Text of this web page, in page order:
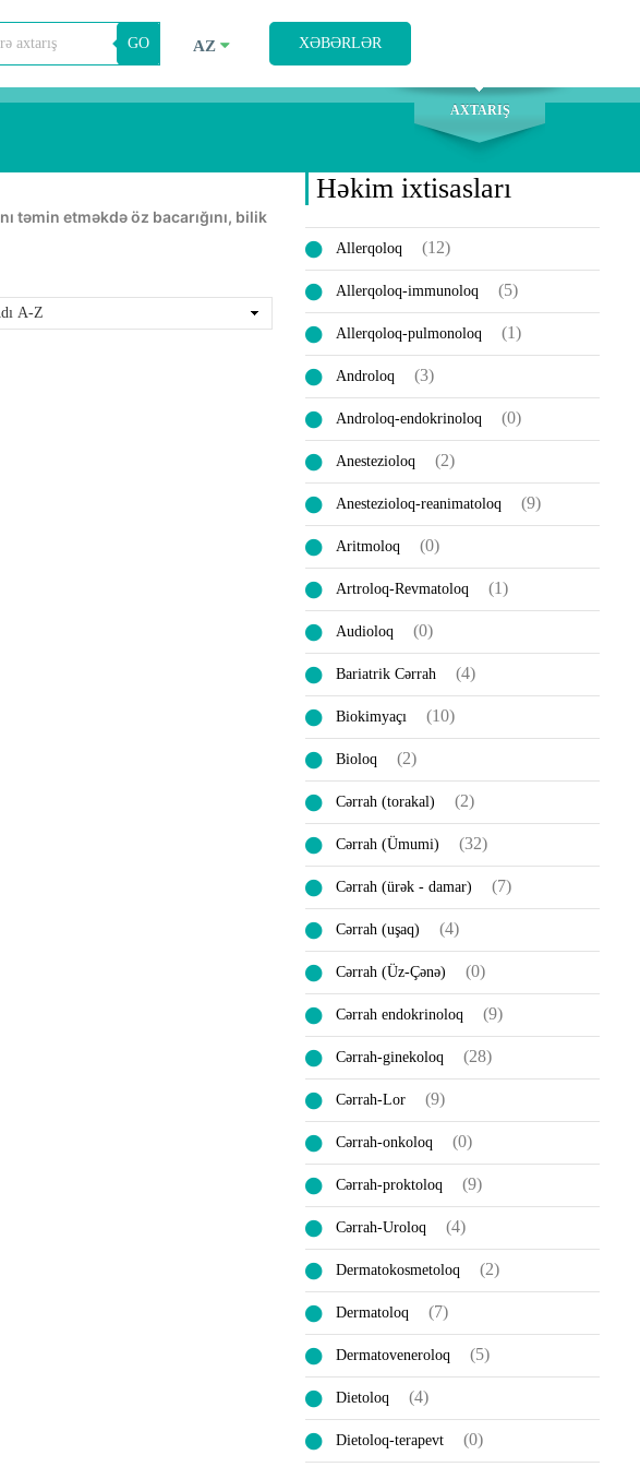
XƏBƏRLƏR
AZ
GO
AXTARIŞ
Həkim ixtisasları
Allerqoloq (12)
Allerqoloq-immunoloq (5)
Allerqoloq-pulmonoloq (1)
Androloq (3)
Androloq-endokrinoloq (0)
Anestezioloq (2)
Anestezioloq-reanimatoloq (9)
Aritmoloq (0)
Artroloq-Revmatoloq (1)
Audioloq (0)
Bariatrik Cərrah (4)
Biokimyaçı (10)
Bioloq (2)
Cərrah (torakal) (2)
Cərrah (Ümumi) (32)
Cərrah (ürək - damar) (7)
Cərrah (uşaq) (4)
Cərrah (Üz-Çənə) (0)
Cərrah endokrinoloq (9)
Cərrah-ginekoloq (28)
Cərrah-Lor (9)
Cərrah-onkoloq (0)
Cərrah-proktoloq (9)
Cərrah-Uroloq (4)
Dermatokosmetoloq (2)
Dermatoloq (7)
Dermatoveneroloq (5)
Dietoloq (4)
Dietoloq-terapevt (0)